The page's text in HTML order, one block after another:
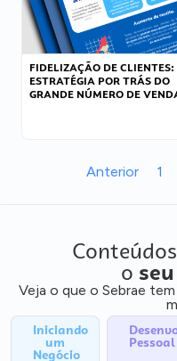
FIDELIZAÇÃO DE
ESTRATÉGIA POR TRÁS DO
GRANDE NÚMERO DE
Anterior 1
o
Veja o que o Sebrae
Iniciando
um
Negócio
Pessoal